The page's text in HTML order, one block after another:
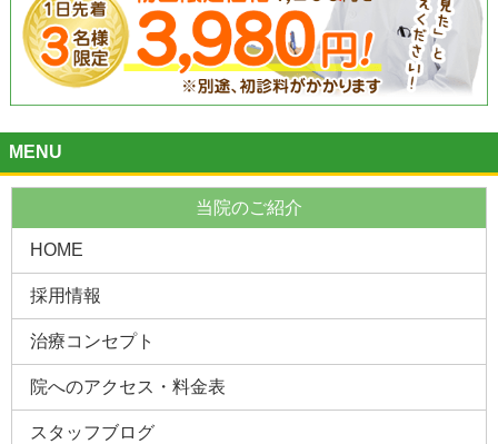
MENU
当院のご紹介
HOME
採用情報
治療コンセプト
院へのアクセス・料金表
スタッフブログ